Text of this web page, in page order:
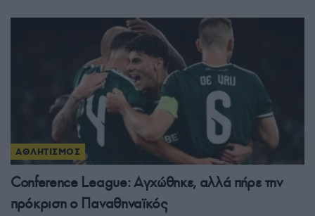
ΑΘΛΗΤΙΣΜΟΣ
Conference League: Αγχώθηκε, αλλά πήρε την
πρόκριση ο Παναθηναϊκός